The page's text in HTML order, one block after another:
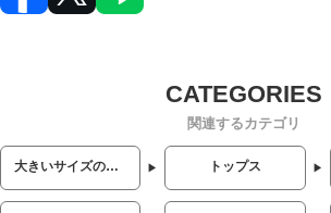
関連するカテゴリ
大きいサイズのメンズ服 トップス